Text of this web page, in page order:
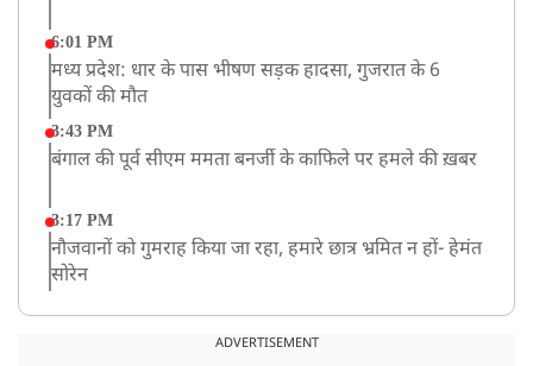
6:01 PM
मध्य प्रदेश: धार के पास भीषण सड़क हादसा, गुजरात के 6
युवकों की मौत
3:43 PM
बंगाल की पूर्व सीएम ममता बनर्जी के काफिले पर हमले की ख़बर
3:17 PM
नौजवानों को गुमराह किया जा रहा, हमारे छात्र भ्रमित न हों- हेमंत
सोरेन
बारामती में निजी ट्रेनिंग विमान दुर्घटनाग्रस्त, किसी के घायल होने
ADVERTISEMENT